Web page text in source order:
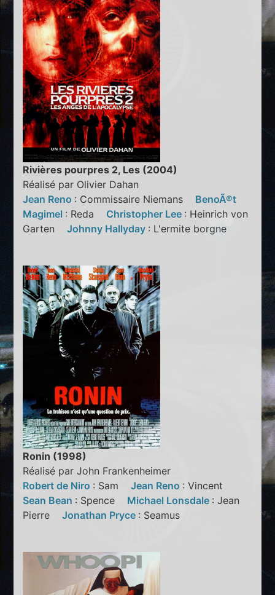
Rivières pourpres 2, Les (2004)
Réalisé par Olivier Dahan
Jean Reno : Commissaire Niemans BenoÃ®t
Magimel : Reda Christopher Lee : Heinrich von
GartenJohnny Hallyday : L'ermite borgne
Ronin (1998)
Réalisé par John Frankenheimer
Robert de Niro : SamJean Reno : Vincent
Sean Bean : Spence Michael Lonsdale : Jean
PierreJonathan Pryce : Seamus